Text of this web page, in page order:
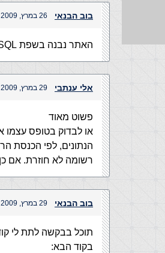
בוב הבנאי 26 במרץ, 2009 בשעה 5:10 pm
האתר נבנה בשפת ASP+SQL
אלי ענתבי 29 במרץ, 2009 בשעה 12:21 am
פשוט מאוד
הנתונים, לפי הכנסת
רשומה לא חוזרת. אם
בוב הבנאי 29 במרץ, 2009 בשעה 11:53 am
תוכל בבקשה לתת לי
בקוד הבא: